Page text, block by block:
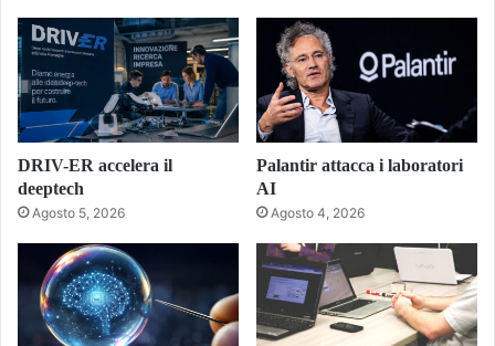
DRIV-ER accelera il
deeptech
Agosto 5, 2026
Palantir attacca i laboratori
AI
Agosto 4, 2026